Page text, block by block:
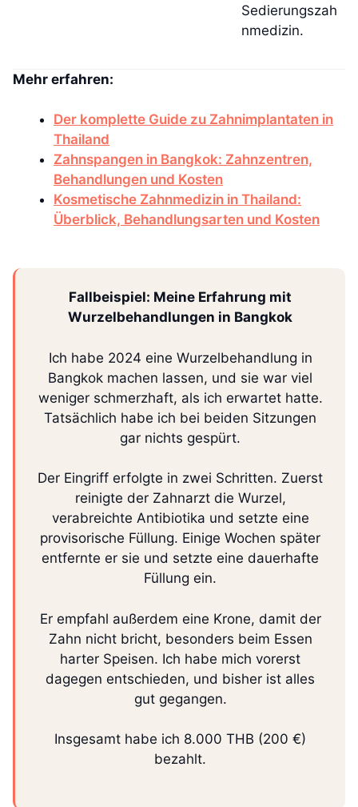
Sedierungszah
nmedizin.
Mehr erfahren:
Der komplette Guide zu Zahnimplantaten in
Thailand
Zahnspangen in Bangkok: Zahnzentren,
Behandlungen und Kosten
Kosmetische Zahnmedizin in Thailand:
Überblick, Behandlungsarten und Kosten
Fallbeispiel: Meine Erfahrung mit
Wurzelbehandlungen in Bangkok
Ich habe 2024 eine Wurzelbehandlung in
Bangkok machen lassen, und sie war viel
weniger schmerzhaft, als ich erwartet hatte.
Tatsächlich habe ich bei beiden Sitzungen
gar nichts gespürt.
Der Eingriff erfolgte in zwei Schritten. Zuerst
reinigte der Zahnarzt die Wurzel,
verabreichte Antibiotika und setzte eine
provisorische Füllung. Einige Wochen später
entfernte er sie und setzte eine dauerhafte
Füllung ein.
Er empfahl außerdem eine Krone, damit der
Zahn nicht bricht, besonders beim Essen
harter Speisen. Ich habe mich vorerst
dagegen entschieden, und bisher ist alles
gut gegangen.
Insgesamt habe ich 8.000 THB (200 €)
bezahlt.